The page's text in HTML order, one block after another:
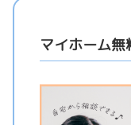
マイホーム無